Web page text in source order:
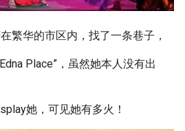
繁华的市区内，找了一条巷子，
Place”，虽然她本人没有出
她，可见她有多火！